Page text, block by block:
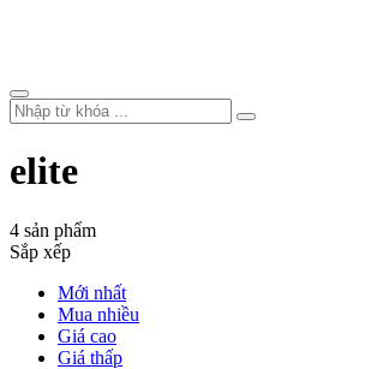
elite
4 sản phẩm
Sắp xếp
Mới nhất
Mua nhiều
Giá cao
Giá thấp